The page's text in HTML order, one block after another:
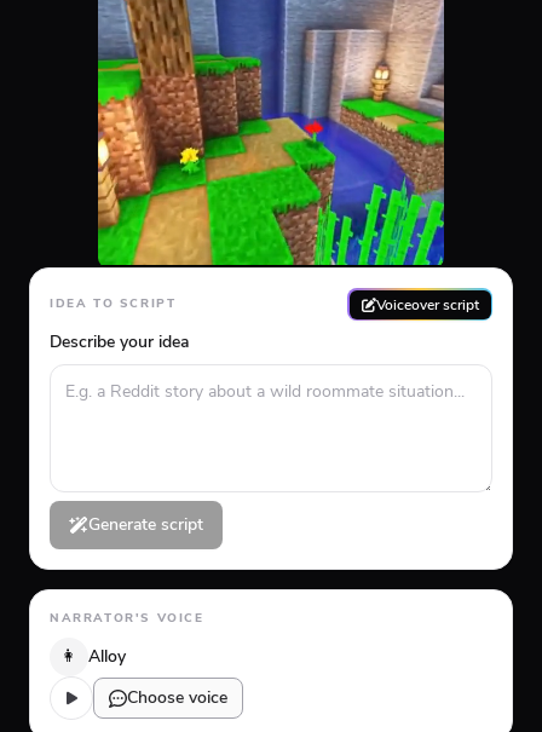
IDEA TO SCRIPT Voiceover script
Describe your idea
Generate script
NARRATOR'S VOICE
👩
Alloy
Choose voice